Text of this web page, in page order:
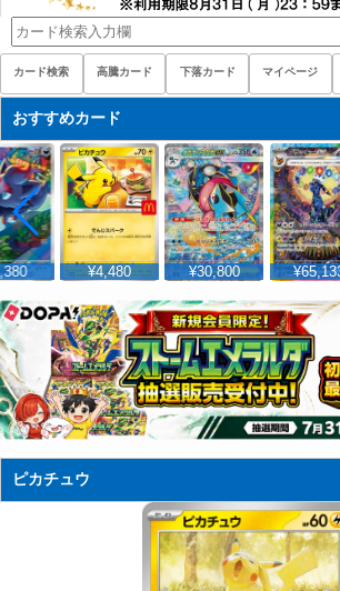
カード検索 高騰カード 下落カード マイページ
おすすめカード
¥4,480 ¥30,800 ¥65,133
ピカチュウ